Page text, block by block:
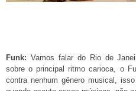
Funk: Vamos falar do Rio de
sobre o principal ritmo carioca, o
contra nenhum gênero musical,